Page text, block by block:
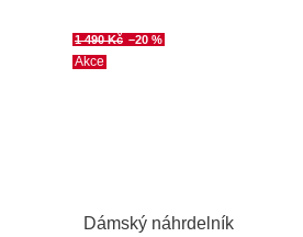
Akce
1 490 Kč –20 %
Dámský náhrdelník